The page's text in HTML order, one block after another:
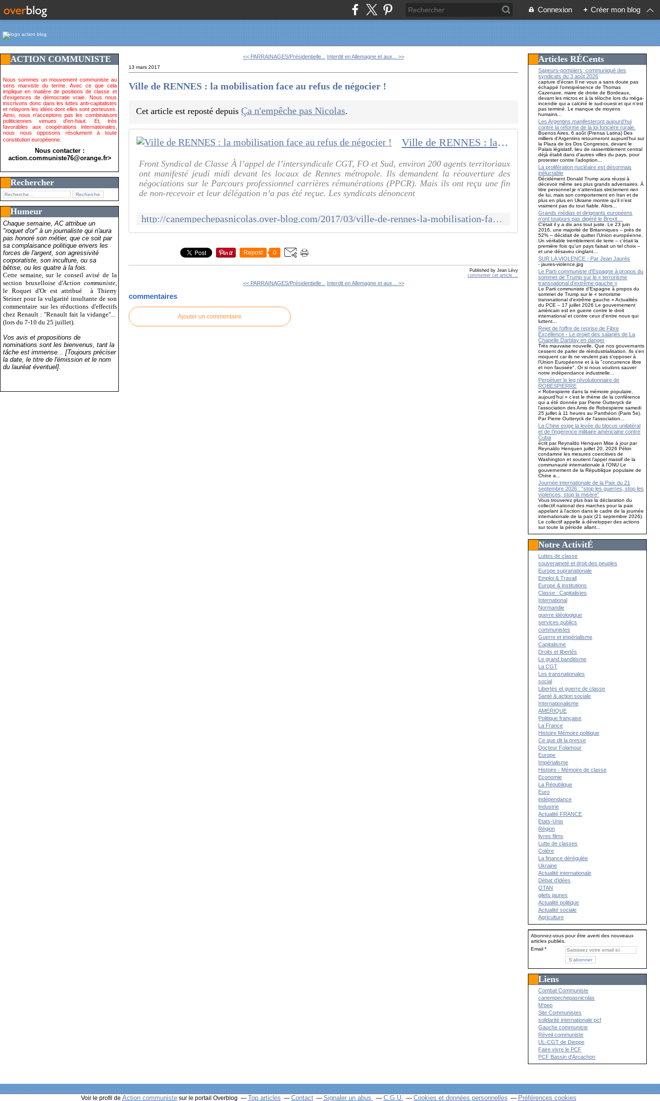
Connexion + Créer mon blog
ACTION COMMUNISTE
Nous sommes un mouvement communiste au
sens marxiste du terme. Avec ce que cela
implique en matière de positions de classe et
d'exigences de démocratie vraie. Nous nous
inscrivons donc dans les luttes anti-capitalistes
et relayons les idées dont elles sont porteuses.
Ainsi, nous n'acceptons pas les combinaisont
politiciennes venues d'en-haut. Et, très
favorables aux coopérations internationales,
nous nous opposons résolument à toute
constitution européenne.
Nous contacter :
action.communiste76@orange.fr>
Rechercher
Humeur
Chaque semaine, AC attribue un
"roquet d'or" à un journaliste qui n'aura
pas honoré son métier, que ce soit par
sa complaisance politique envers les
forces de l'argent, son agressivité
corporatiste, son inculture, ou sa
bêtise, ou les quatre à la fois.
Cette semaine, sur le conseil avisé de la
section bruxelloise d'Action communiste,
le Roquet d'Or est attribué
à Thierry
Steiner pour la vulgarité insultante de son
commentaire sur les réductions d'effectifs
chez Renault : "Renault fait la vidange"...
(lors du 7-10 du 25 juillet).
Vos avis et propositions de
nominations sont les bienvenus, tant la
tâche est immense... [Toujours préciser
la date, le titre de l'émission et le nom
du lauréat éventuel].
<< PARRAINAGES/Présidentielle... Interdit en Allemagne et aux... >>
13 mars 2017
Ville de RENNES : la mobilisation face au refus de négocier !
Cet article est reposté depuisÇa n'empêche pas Nicolas.
Ville de RENNES : la mobilisation face au refus de négocier !
Front Syndical de Classe À l’appel de l’intersyndicale CGT, FO et Sud, environ 200 agents territoriaux
ont manifesté jeudi midi devant les locaux de Rennes métropole. Ils demandent la réouverture des
négociations sur le Parcours professionnel carrières rémunérations (PPCR). Mais ils ont reçu une fin
de non-recevoir et leur délégation n’a pas été reçue. Les syndicats dénoncent
http://canempechepasnicolas.over-blog.com/2017/03/ville-de-rennes-la-mobilisation-face-au-refus-de-negocier.html
Repost 0
Published by Jean Lévy
commenter cet article …
<< PARRAINAGES/Présidentielle... Interdit en Allemagne et aux... >>
commentaires
Ajouter un commentaire
Articles RÉCents
Sapeurs-pompiers; communiqué des
syndicats du 3 août 2026
capture d'écran Il ne vous a sans doute pas
échappé l'omniprésence de Thomas
Cazenave, maire de droite de Bordeaux,
devant les micros et à la téloche lors du méga-
incendie qui a calciné le sud-ouest et qui n'est
pas terminé. Le manque de moyens
humains...
Les Argentins manifesteront aujourd'hui
contre la réforme de la loi foncière rurale.
Buenos Aires, 6 août (Prensa Latina) Des
milliers d'Argentins retourneront aujourd'hui sur
la Plaza de los Dos Congresos, devant le
Palais législatif, lieu de rassemblement central
déjà établi dans d'autres villes du pays, pour
protester contre l'adoption...
La prolifération nucléaire est désormais
inéluctable
Décidément Donald Trump aura réussi à
décevoir même ses plus grands adversaires. À
titre personnel je n'attendais strictement rien
de lui, mais son comportement en Iran et de
plus en plus en Ukraine montre qu'il n'est
vraiment pas du tout fiable. Alors...
Grands médias et dirigeants européens
n’ont toujours pas digéré le Brexit…
C’était il y a dix ans tout juste. Le 23 juin
2016, une majorité de Britanniques – près de
52% – décidait de quitter l’Union européenne.
Un véritable tremblement de terre – c’était la
première fois qu’un pays faisait un tel choix –
et une désaveu cinglant...
SUR LA VIOLENCE - Par Jean Jaurès
- jaures-violence.jpg
Le Parti communiste d'Espagne à propos du
sommet de Trump sur le « terrorisme
transnational d'extrême gauche »
Le Parti communiste d'Espagne à propos du
sommet de Trump sur le « terrorisme
transnational d'extrême gauche » Actualités
du PCE – 17 juillet 2026 Le gouvernement
américain est en guerre contre le droit
international et contre ceux d'entre nous qui
luttent...
Rejet de l’offre de reprise de Fibre
Excellence - Le projet des salariés de La
Chapelle Darblay en danger
Très mauvaise nouvelle. Que nos gouvernants
cessent de parler de réindustrialisation. Ils s'en
moquent car ils ne veulent pas s'opposer à
l'Union Européenne et à la "concurrence libre
et non faussée". Or si nous voulons sauver
notre indépendance industrielle...
Perpétuer le leg révolutionnaire de
ROBESPIERRE
« Robespierre dans la mémoire populaire,
aujourd’hui » c’est le thème de la conférence
qui a été donnée par Pierre Outteryck de
l’association des Amis de Robespierre samedi
25 juillet à 11 heures au Panthéon (Paris 5e).
Par Pierre Outteryck de l’association...
La Chine exige la levée du blocus unilatéral
et de l’ingérence militaire américaine contre
Cuba
écrit par Reynaldo Henquen Mise à jour par
Reynaldo Henquen juillet 20, 2026 Pékin
condamne les mesures coercitives de
Washington et soutient l’appel massif de la
communauté internationale à l’ONU Le
gouvernement de la République populaire de
Chine a...
Journée internationale de la Paix du 21
septembre 2026 : “stop les guerres, stop les
violences, stop la misère”
Vous trouverez plus bas la déclaration du
collectif national des marches pour la paix
appelant à l'action dans le cadre de la journée
internationale de la paix (21 septembre 2026).
Le collectif appelle à développer des actions
sur toute la période allant...
Notre ActivitÉ
Luttes de classe
souveraineté et droit des peuples
Europe supranationale
Emploi & Travail
Europe & institutions
Classe : Capitalistes
International
Normandie
guerre idéologique
services publics
communistes
Guerre et impérialisme
Capitalisme
Droits et libertés
Le grand banditisme
La CGT
Les transnationales
social
Libertés et guerre de classe
Santé & action sociale
Internationalisme
AMERIQUE
Politique française
La France
Histoire Mémoire politique
Ce que dit la presse
Docteur Folamour
Europe
Impérialisme
Histoire - Mémoire de classe
Economie
La République
Euro
indépendance
Industrie
Actualité FRANCE
Etats-Unis
Région
livres films
Lutte de classes
Colère
La finance dérégulée
Ukraine
Actualité internationale
Débat d'idées
OTAN
gilets jaunes
Actualité politique
Actualité sociale
Agriculture
Abonnez-vous pour être averti des nouveaux
articles publiés.
Email
Liens
Combat Communiste
canempechepasnicolas
M'pep
Site Communistes
solidarité internationale pcf
Gauche communiste
Réveil communiste
UL-CGT de Dieppe
Faire vivre le PCF
PCF Bassin d'Arcachon
Voir le profil de Action communistesur le portail Overblog Top articles Contact Signaler un abus C.G.U. Cookies et données personnelles Préférences cookies